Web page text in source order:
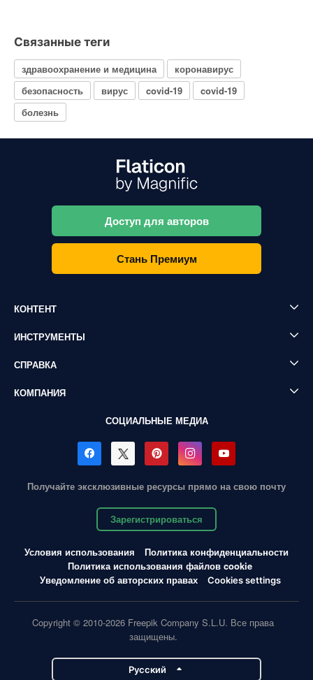
Связанные теги
здравоохранение и медицина
коронавирус
безопасность
вирус covid-19
covid-19
болезнь
Доступ для авторов
Стань Премиум
КОНТЕНТ
ИНСТРУМЕНТЫ
СПРАВКА
КОМПАНИЯ
СОЦИАЛЬНЫЕ МЕДИА
Получайте эксклюзивные ресурсы прямо на свою почту
Зарегистрироваться
Условия использования
Политика конфиденциальности
Политика использования файлов cookie
Уведомление об авторских правах
Cookies settings
Copyright © 2010-2026 Freepik Company S.L.U. Все права
защищены.
Pусский